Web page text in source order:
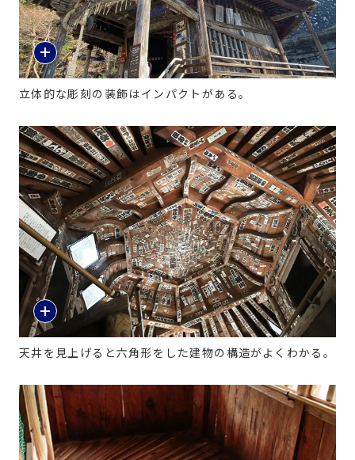
立体的な彫刻の装飾はインパクトがある。
天井を見上げると六角形をした建物の構造がよくわかる。